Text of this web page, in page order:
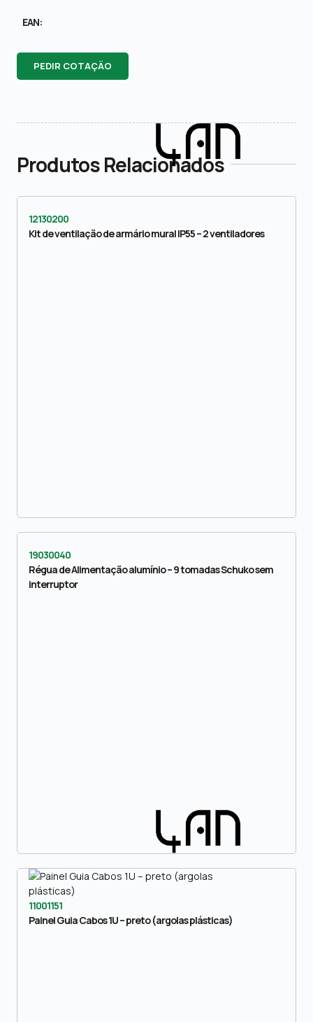
EAN:
PEDIR COTAÇÃO
Produtos Relacionados
12130200
Kit de ventilação de armário mural IP55 – 2 ventiladores
19030040
Régua de Alimentação alumínio – 9 tomadas Schuko sem
interruptor
11001151
Painel Guia Cabos 1U – preto (argolas plásticas)